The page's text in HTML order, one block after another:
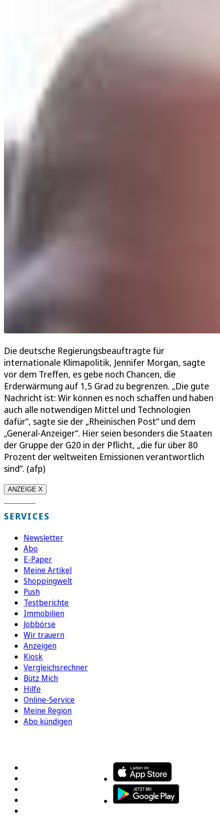
Die deutsche Regierungsbeauftragte für
internationale Klimapolitik, Jennifer Morgan, sagte
vor dem Treffen, es gebe noch Chancen, die
Erderwärmung auf 1,5 Grad zu begrenzen. „Die gute
Nachricht ist: Wir können es noch schaffen und haben
auch alle notwendigen Mittel und Technologien
dafür“, sagte sie der „Rheinischen Post“ und dem
„General-Anzeiger“. Hier seien besonders die Staaten
der Gruppe der G20 in der Pflicht, „die für über 80
Prozent der weltweiten Emissionen verantwortlich
sind“. (afp)
ANZEIGE X
SERVICES
Newsletter
Abo
E-Paper
Meine Artikel
Shoppingwelt
Push
Testberichte
Immobilien
Jobbörse
Wir trauern
Anzeigen
Kiosk
Vergleichsrechner
Bütz Mich
Hilfe
Online-Service
Meine Region
Abo kündigen